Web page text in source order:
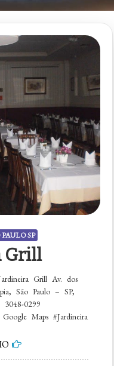
SP
Grill
Grill Av. dos
São Paulo – SP,
0299
Maps #Jardineira